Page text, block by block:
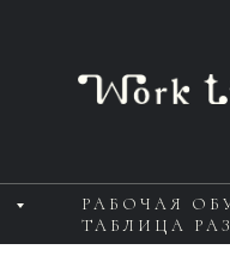
РАБОЧАЯ
ТАБЛИЦА